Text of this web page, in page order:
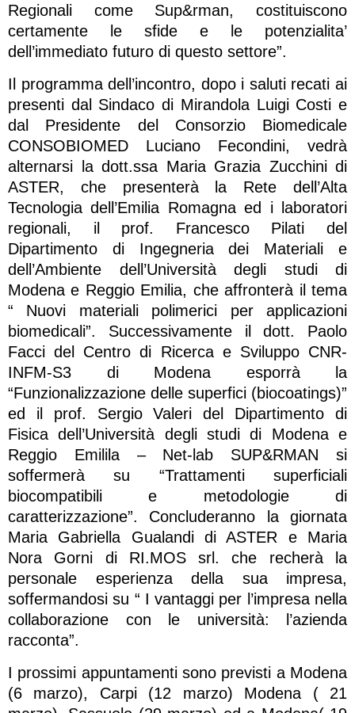
Regionali come Sup&rman, costituiscono
certamente le sfide e le potenzialita’
dell’immediato futuro di questo settore”.
Il programma dell’incontro, dopo i saluti recati ai
presenti dal Sindaco di Mirandola Luigi Costi e
dal Presidente del Consorzio Biomedicale
CONSOBIOMED Luciano Fecondini, vedrà
alternarsi la dott.ssa Maria Grazia Zucchini di
ASTER, che presenterà la Rete dell’Alta
Tecnologia dell’Emilia Romagna ed i laboratori
regionali, il prof. Francesco Pilati del
Dipartimento di Ingegneria dei Materiali e
dell’Ambiente dell’Università degli studi di
Modena e Reggio Emilia, che affronterà il tema
“ Nuovi materiali polimerici per applicazioni
biomedicali”. Successivamente il dott. Paolo
Facci del Centro di Ricerca e Sviluppo CNR-
INFM-S3 di Modena esporrà la
“Funzionalizzazione delle superfici (biocoatings)”
ed il prof. Sergio Valeri del Dipartimento di
Fisica dell’Università degli studi di Modena e
Reggio Emilila – Net-lab SUP&RMAN si
soffermerà su “Trattamenti superficiali
biocompatibili e metodologie di
caratterizzazione”. Concluderanno la giornata
Maria Gabriella Gualandi di ASTER e Maria
Nora Gorni di RI.MOS srl. che recherà la
personale esperienza della sua impresa,
soffermandosi su “ I vantaggi per l’impresa nella
collaborazione con le università: l’azienda
racconta”.
I prossimi appuntamenti sono previsti a Modena
(6 marzo), Carpi (12 marzo) Modena ( 21